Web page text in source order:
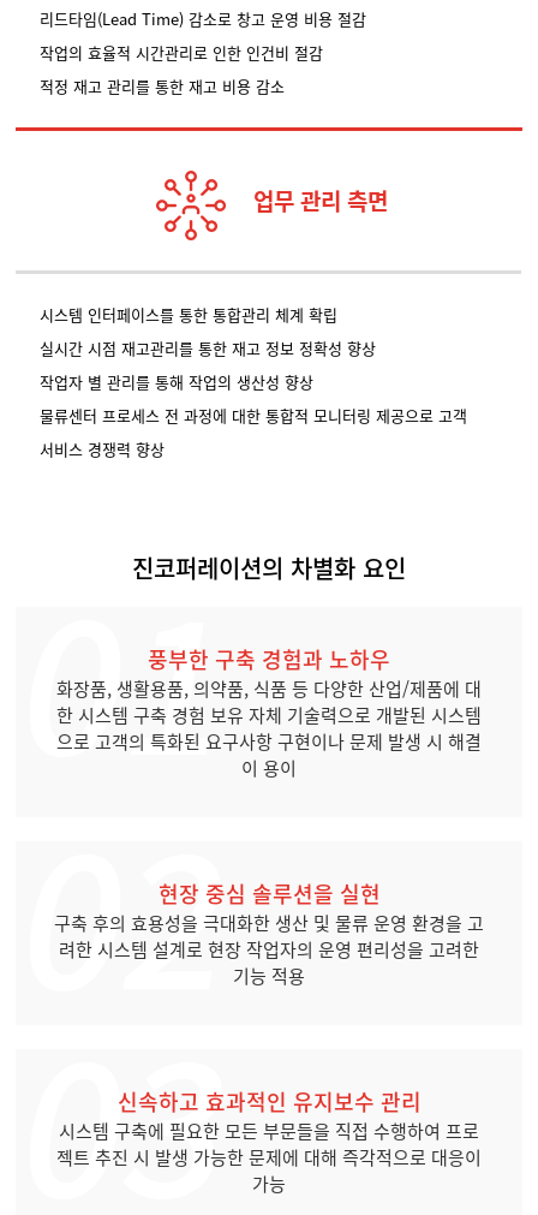
리드타임(Lead Time) 감소로 창고 운영 비용 절감
작업의 효율적 시간관리로 인한 인건비 절감
적정 재고 관리를 통한 재고 비용 감소
업무 관리 측면
시스템 인터페이스를 통한 통합관리 체계 확립
실시간 시점 재고관리를 통한 재고 정보 정확성 향상
작업자 별 관리를 통해 작업의 생산성 향상
물류센터 프로세스 전 과정에 대한 통합적 모니터링 제공으로 고객
서비스 경쟁력 향상
진코퍼레이션의 차별화 요인
풍부한 구축 경험과 노하우
화장품, 생활용품, 의약품, 식품 등 다양한 산업/제품에 대
한 시스템 구축 경험 보유 자체 기술력으로 개발된 시스템
으로 고객의 특화된 요구사항 구현이나 문제 발생 시 해결
이 용이
현장 중심 솔루션을 실현
구축 후의 효용성을 극대화한 생산 및 물류 운영 환경을 고
려한 시스템 설계로 현장 작업자의 운영 편리성을 고려한
기능 적용
신속하고 효과적인 유지보수 관리
시스템 구축에 필요한 모든 부문들을 직접 수행하여 프로
젝트 추진 시 발생 가능한 문제에 대해 즉각적으로 대응이
가능